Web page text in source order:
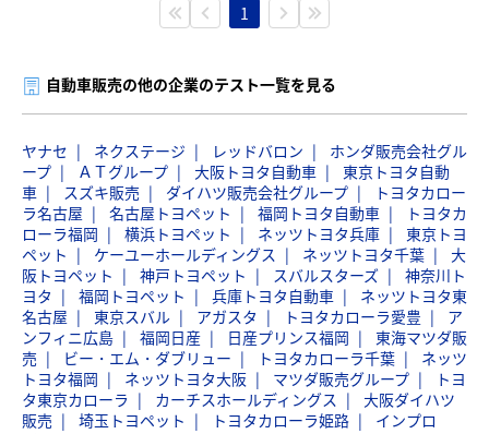
1
自動車販売の他の企業のテスト一覧を見る
ヤナセ ネクステージ レッドバロン
ホンダ販売会社グル
ープ
ＡＴグループ 大阪トヨタ自動車
東京トヨタ自動
車
スズキ販売 ダイハツ販売会社グループ
トヨタカロー
ラ名古屋
名古屋トヨペット 福岡トヨタ自動車
トヨタカ
ローラ福岡
横浜トヨペット ネッツトヨタ兵庫
東京トヨ
ペット
ケーユーホールディングス ネッツトヨタ千葉
大
阪トヨペット
神戸トヨペット スバルスターズ
神奈川ト
ヨタ
福岡トヨペット 兵庫トヨタ自動車
ネッツトヨタ東
名古屋
東京スバル アガスタ トヨタカローラ愛豊
ア
ンフィニ広島
福岡日産 日産プリンス福岡
東海マツダ販
売
ビー・エム・ダブリュー トヨタカローラ千葉
ネッツ
トヨタ福岡
ネッツトヨタ大阪 マツダ販売グループ
トヨ
タ東京カローラ
カーチスホールディングス
大阪ダイハツ
販売
埼玉トヨペット トヨタカローラ姫路
インプロ